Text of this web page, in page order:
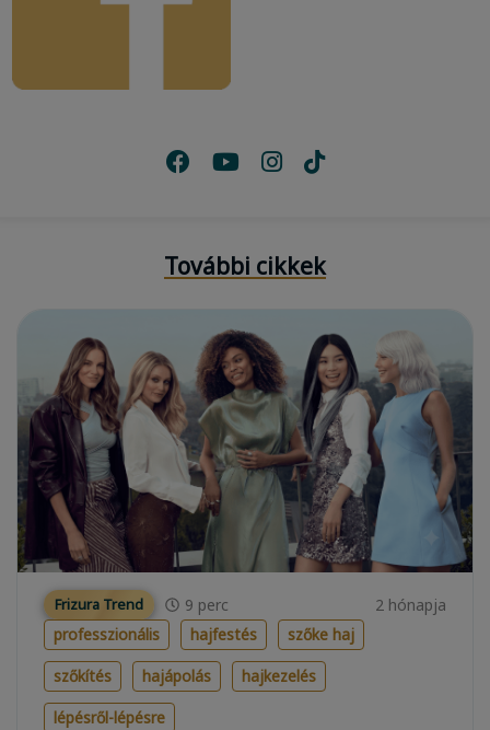
További cikkek
Frizura Trend 9 perc
2 hónapja
professzionális
hajfestés
szőke haj
szőkítés
hajápolás
hajkezelés
lépésről-lépésre